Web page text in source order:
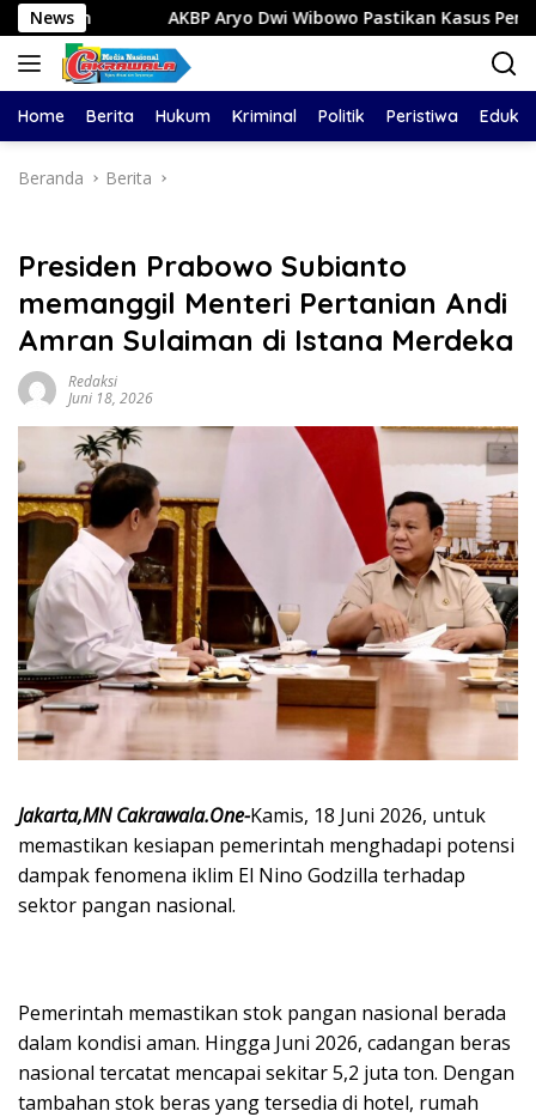
Langsung
ke
konten
News
AKBP Aryo Dwi Wibowo Pastikan Kasus Pembacokan di
Home Berita Hukum Kriminal Politik Peristiwa
Beranda Berita
Presiden Prabowo Subianto
memanggil Menteri Pertanian Andi
Amran Sulaiman di Istana Merdeka
Redaksi
Juni 18, 2026
Jakarta,MN Cakrawala.One-Kamis, 18 Juni 2026, untuk
memastikan kesiapan pemerintah menghadapi potensi
dampak fenomena iklim El Nino Godzilla terhadap
sektor pangan nasional.
Pemerintah memastikan stok pangan nasional berada
dalam kondisi aman. Hingga Juni 2026, cadangan beras
nasional tercatat mencapai sekitar 5,2 juta ton. Dengan
tambahan stok beras yang tersedia di hotel, rumah